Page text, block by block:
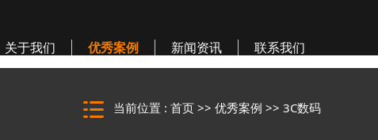
关于我们 优秀案例 新闻资讯 联系我们
当前位置 : 首页 >> 优秀案例 >> 3C数码